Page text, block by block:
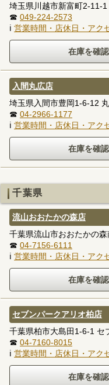
埼玉県川越市新富町2-11-
☎ 049-224-2573
ℹ 営業時間・店休日・アク
入間丸広店
埼玉県入間市豊岡1-6-12
☎ 04-2966-1177
ℹ 営業時間・店休日・アク
千葉県
流山おおたかの森店
千葉県流山市おおたかの
☎ 04-7156-6111
ℹ 営業時間・店休日・アク
セブンパークアリオ柏店
千葉県柏市大島田1-6-1 セ
☎ 04-7160-8015
ℹ 営業時間・店休日・アク